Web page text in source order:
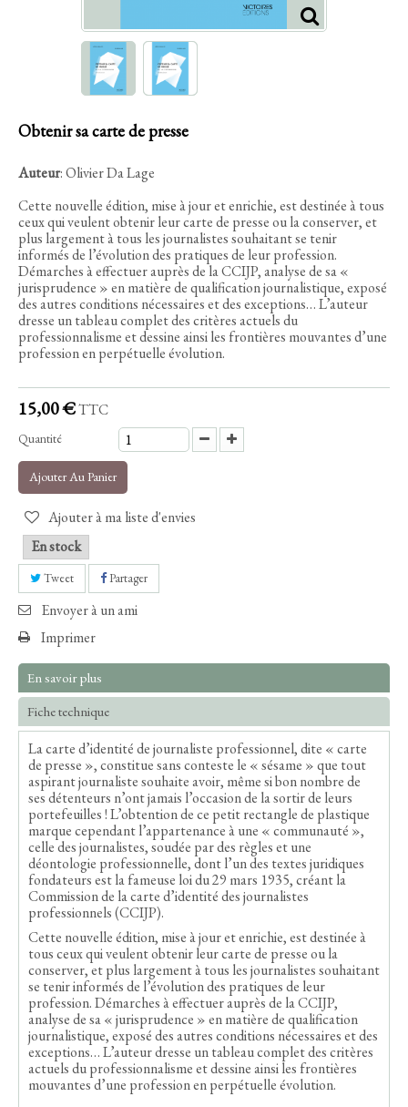
Obtenir sa carte de presse
Auteur: Olivier Da Lage
Cette nouvelle édition, mise à jour et enrichie, est destinée à tous
ceux qui veulent obtenir leur carte de presse ou la conserver, et
plus largement à tous les journalistes souhaitant se tenir
informés de l’évolution des pratiques de leur profession.
Démarches à effectuer auprès de la CCIJP, analyse de sa «
jurisprudence » en matière de qualification journalistique, exposé
des autres conditions nécessaires et des exceptions… L’auteur
dresse un tableau complet des critères actuels du
professionnalisme et dessine ainsi les frontières mouvantes d’une
profession en perpétuelle évolution.
15,00 €TTC
Quantité
Ajouter Au Panier
Ajouter à ma liste d'envies
En stock
Tweet Partager
Envoyer à un ami
Imprimer
En savoir plus
Fiche technique
La carte d’identité de journaliste professionnel, dite « carte
de presse », constitue sans conteste le « sésame » que tout
aspirant journaliste souhaite avoir, même si bon nombre de
ses détenteurs n’ont jamais l’occasion de la sortir de leurs
portefeuilles ! L’obtention de ce petit rectangle de plastique
marque cependant l’appartenance à une « communauté »,
celle des journalistes, soudée par des règles et une
déontologie professionnelle, dont l’un des textes juridiques
fondateurs est la fameuse loi du 29 mars 1935, créant la
Commission de la carte d’identité des journalistes
professionnels (CCIJP).
Cette nouvelle édition, mise à jour et enrichie, est destinée à
tous ceux qui veulent obtenir leur carte de presse ou la
conserver, et plus largement à tous les journalistes souhaitant
se tenir informés de l’évolution des pratiques de leur
profession. Démarches à effectuer auprès de la CCIJP,
analyse de sa « jurisprudence » en matière de qualification
journalistique, exposé des autres conditions nécessaires et des
exceptions… L’auteur dresse un tableau complet des critères
actuels du professionnalisme et dessine ainsi les frontières
mouvantes d’une profession en perpétuelle évolution.